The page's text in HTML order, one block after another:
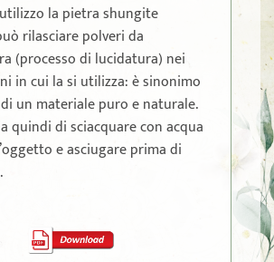
la pietra shungite
rilasciare polveri da
(processo di lucidatura) nei
in cui la si utilizza: è sinonimo
un materiale puro e naturale.
quindi di sciacquare con acqua
e asciugare prima di